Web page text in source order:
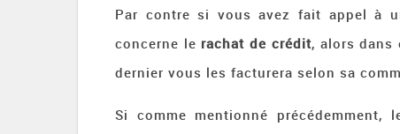
Par contre si vous avez fait appel à
concerne le rachat de crédit, alors dans
dernier vous les facturera selon sa
Si comme mentionné